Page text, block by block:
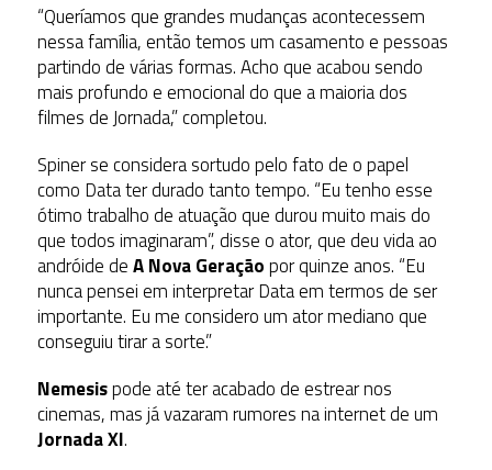
“Queríamos que grandes mudanças acontecessem
nessa família, então temos um casamento e pessoas
partindo de várias formas. Acho que acabou sendo
mais profundo e emocional do que a maioria dos
filmes de Jornada,” completou.
Spiner se considera sortudo pelo fato de o papel
como Data ter durado tanto tempo. “Eu tenho esse
ótimo trabalho de atuação que durou muito mais do
que todos imaginaram”, disse o ator, que deu vida ao
andróide deA Nova Geraçãopor quinze anos. “Eu
nunca pensei em interpretar Data em termos de ser
importante. Eu me considero um ator mediano que
conseguiu tirar a sorte.”
Nemesispode até ter acabado de estrear nos
cinemas, mas já vazaram rumores na internet de um
Jornada XI.